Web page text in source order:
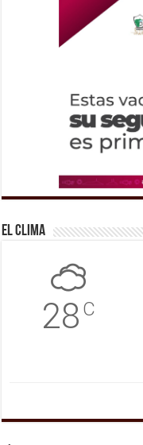
El Clima
28 C